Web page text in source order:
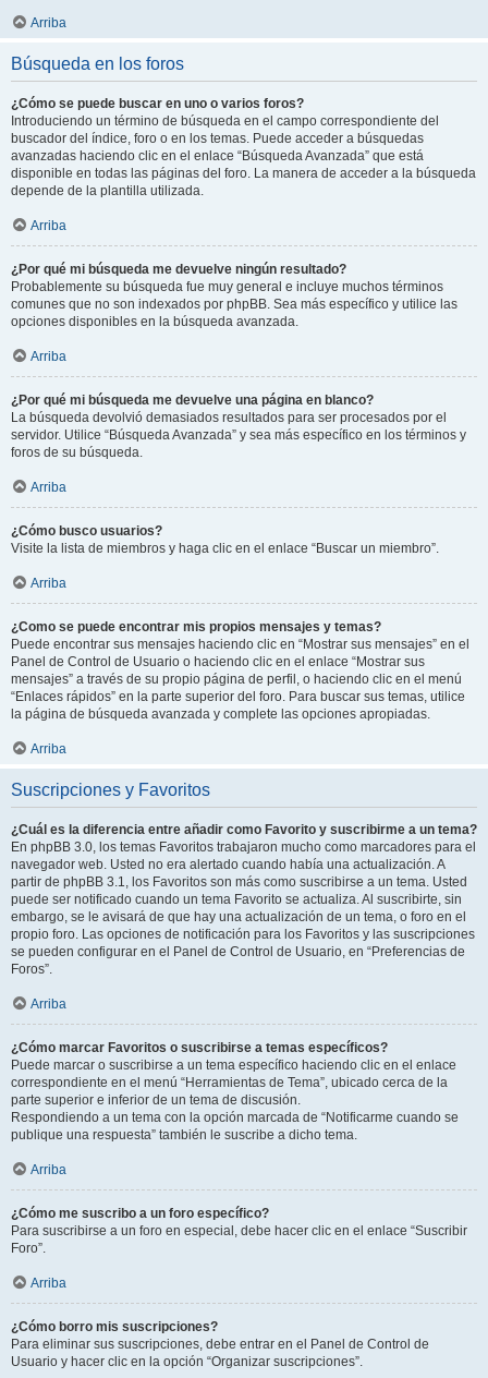
Arriba
Búsqueda en los foros
¿Cómo se puede buscar en uno o varios foros?
Introduciendo un término de búsqueda en el campo correspondiente del
buscador del índice, foro o en los temas. Puede acceder a búsquedas
avanzadas haciendo clic en el enlace “Búsqueda Avanzada” que está
disponible en todas las páginas del foro. La manera de acceder a la búsqueda
depende de la plantilla utilizada.
Arriba
¿Por qué mi búsqueda me devuelve ningún resultado?
Probablemente su búsqueda fue muy general e incluye muchos términos
comunes que no son indexados por phpBB. Sea más específico y utilice las
opciones disponibles en la búsqueda avanzada.
Arriba
¿Por qué mi búsqueda me devuelve una página en blanco?
La búsqueda devolvió demasiados resultados para ser procesados por el
servidor. Utilice “Búsqueda Avanzada” y sea más específico en los términos y
foros de su búsqueda.
Arriba
¿Cómo busco usuarios?
Visite la lista de miembros y haga clic en el enlace “Buscar un miembro”.
Arriba
¿Como se puede encontrar mis propios mensajes y temas?
Puede encontrar sus mensajes haciendo clic en “Mostrar sus mensajes” en el
Panel de Control de Usuario o haciendo clic en el enlace “Mostrar sus
mensajes” a través de su propio página de perfil, o haciendo clic en el menú
“Enlaces rápidos” en la parte superior del foro. Para buscar sus temas, utilice
la página de búsqueda avanzada y complete las opciones apropiadas.
Arriba
Suscripciones y Favoritos
¿Cuál es la diferencia entre añadir como Favorito y suscribirme a un tema?
En phpBB 3.0, los temas Favoritos trabajaron mucho como marcadores para el
navegador web. Usted no era alertado cuando había una actualización. A
partir de phpBB 3.1, los Favoritos son más como suscribirse a un tema. Usted
puede ser notificado cuando un tema Favorito se actualiza. Al suscribirte, sin
embargo, se le avisará de que hay una actualización de un tema, o foro en el
propio foro. Las opciones de notificación para los Favoritos y las suscripciones
se pueden configurar en el Panel de Control de Usuario, en “Preferencias de
Foros”.
Arriba
¿Cómo marcar Favoritos o suscribirse a temas específicos?
Puede marcar o suscribirse a un tema específico haciendo clic en el enlace
correspondiente en el menú “Herramientas de Tema”, ubicado cerca de la
parte superior e inferior de un tema de discusión.
Respondiendo a un tema con la opción marcada de “Notificarme cuando se
publique una respuesta” también le suscribe a dicho tema.
Arriba
¿Cómo me suscribo a un foro específico?
Para suscribirse a un foro en especial, debe hacer clic en el enlace “Suscribir
Foro”.
Arriba
¿Cómo borro mis suscripciones?
Para eliminar sus suscripciones, debe entrar en el Panel de Control de
Usuario y hacer clic en la opción “Organizar suscripciones”.